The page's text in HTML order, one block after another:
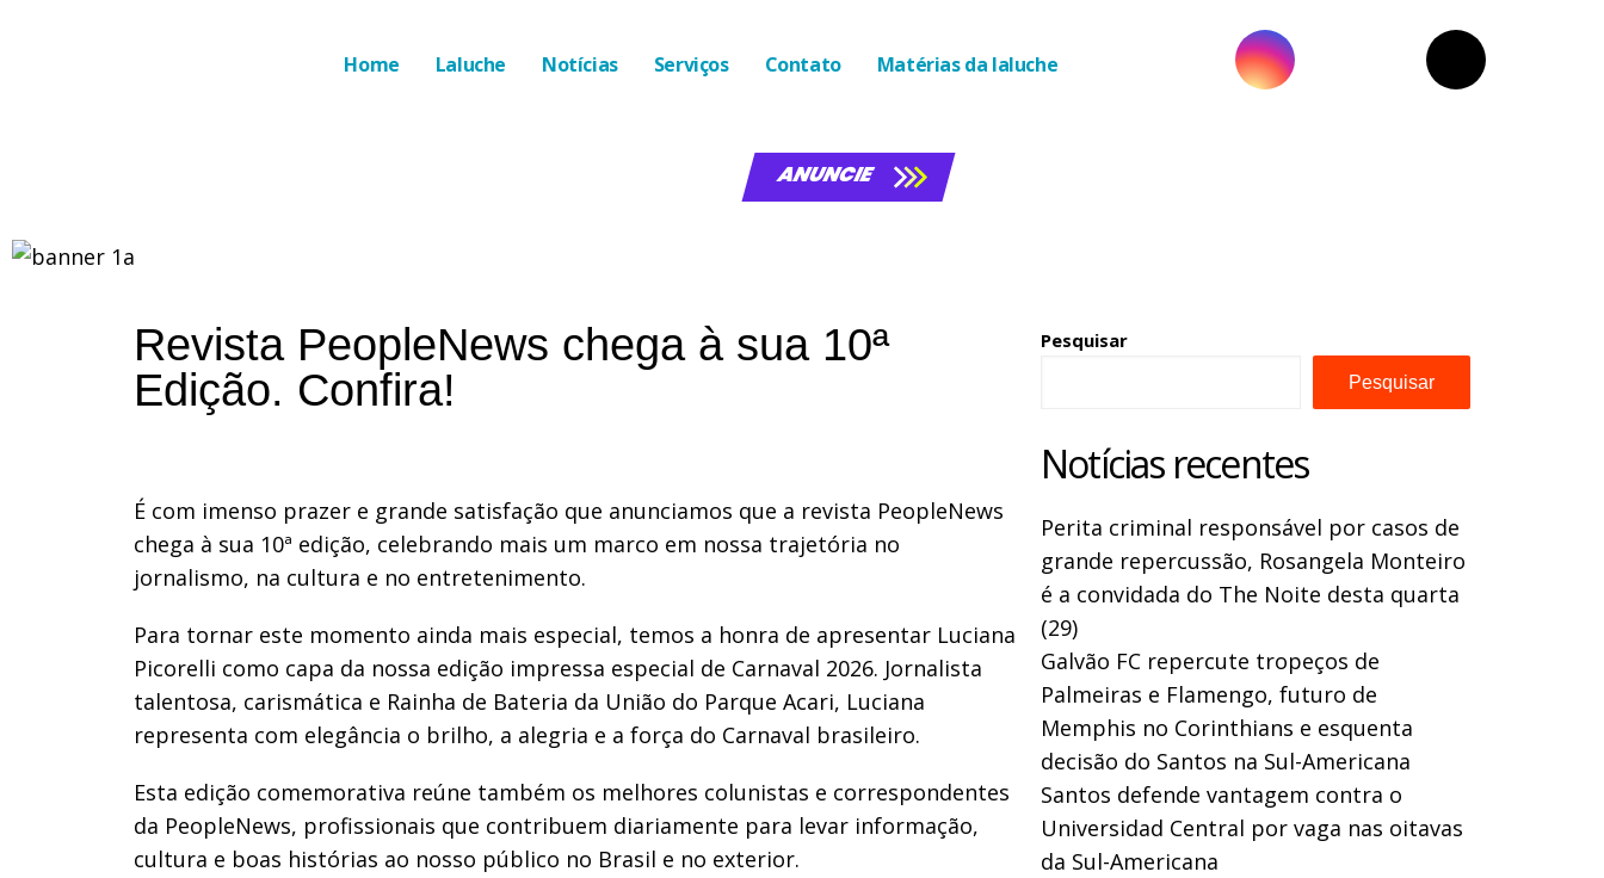
Home Laluche Notícias Serviços Contato Matérias da laluche
ANUNCIE
Revista PeopleNews chega à sua 10ª
Edição. Confira!
É com imenso prazer e grande satisfação que anunciamos que a revista PeopleNews
chega à sua 10ª edição, celebrando mais um marco em nossa trajetória no
jornalismo, na cultura e no entretenimento.
Para tornar este momento ainda mais especial, temos a honra de apresentar Luciana
Picorelli como capa da nossa edição impressa especial de Carnaval 2026. Jornalista
talentosa, carismática e Rainha de Bateria da União do Parque Acari, Luciana
representa com elegância o brilho, a alegria e a força do Carnaval brasileiro.
Esta edição comemorativa reúne também os melhores colunistas e correspondentes
da PeopleNews, profissionais que contribuem diariamente para levar informação,
cultura e boas histórias ao nosso público no Brasil e no exterior.
Pesquisar
Pesquisar
Notícias recentes
Perita criminal responsável por casos de
grande repercussão, Rosangela Monteiro
é a convidada do The Noite desta quarta
(29)
Galvão FC repercute tropeços de
Palmeiras e Flamengo, futuro de
Memphis no Corinthians e esquenta
decisão do Santos na Sul-Americana
Santos defende vantagem contra o
Universidad Central por vaga nas oitavas
da Sul-Americana